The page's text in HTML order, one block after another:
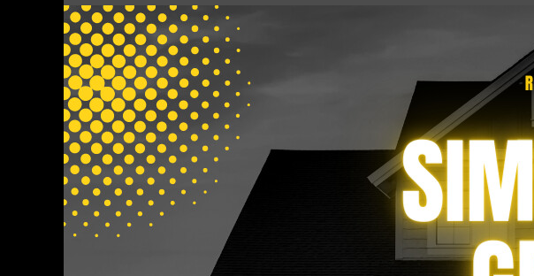
Características
Churrasqueira Churrasqueira na varanda
Espaço Pet